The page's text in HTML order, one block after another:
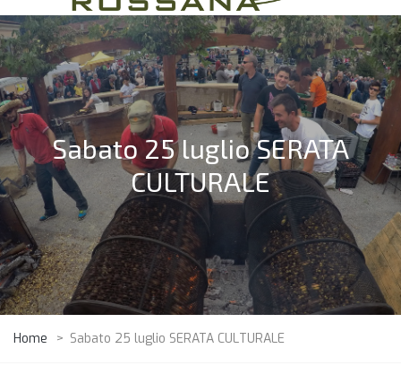
Sabato 25 luglio SERATA
CULTURALE
Home > Sabato 25 luglio SERATA CULTURALE